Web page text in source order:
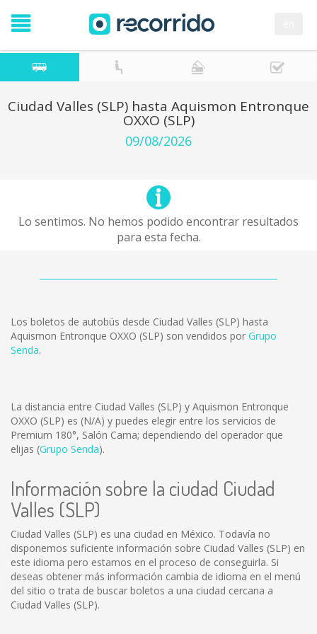
Ciudad Valles (SLP) hasta Aquismon Entronque
OXXO (SLP)
09/08/2026
Lo sentimos. No hemos podido encontrar resultados
para esta fecha.
Los boletos de autobús desde Ciudad Valles (SLP) hasta
Aquismon Entronque OXXO (SLP) son vendidos por Grupo
Senda.
La distancia entre Ciudad Valles (SLP) y Aquismon Entronque
OXXO (SLP) es (N/A) y puedes elegir entre los servicios de
Premium 180°, Salón Cama; dependiendo del operador que
elijas (Grupo Senda).
Información sobre la ciudad Ciudad
Valles (SLP)
Ciudad Valles (SLP) es una ciudad en México. Todavía no
disponemos suficiente información sobre Ciudad Valles (SLP) en
este idioma pero estamos en el proceso de conseguirla. Si
deseas obtener más información cambia de idioma en el menú
del sitio o trata de buscar boletos a una ciudad cercana a
Ciudad Valles (SLP).